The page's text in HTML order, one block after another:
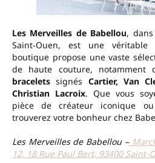
Les Merveilles de Babellou,
Saint-Ouen, est une véritable
boutique propose une vaste
de haute couture, notamment
bracelets signés Cartier, Van
Christian Lacroix. Que vous
pièce de créateur iconique
trouverez votre bonheur chez
Les Merveilles de Babellou –
12, 18 Rue Paul Bert, 93400 Saint-